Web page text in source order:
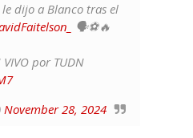
dijo a Blanco tras el
🗣️⚽🔥
por TUDN
November 28, 2024